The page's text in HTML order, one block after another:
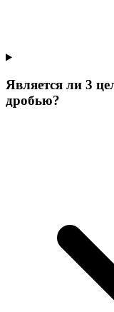
Является ли 3
дробью?